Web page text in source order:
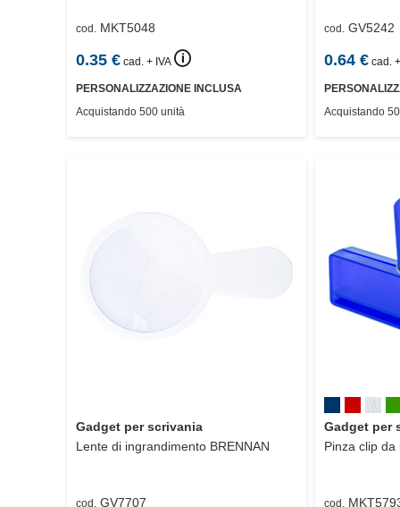
cod. MKT5048
0.35 € cad. + IVA 🛈
PERSONALIZZAZIONE INCLUSA
Acquistando 500 unità
cod. GV5242
0.64€ cad.
Acquistando
Gadget per scrivania
Lente di ingrandimento BRENNAN
cod. GV7707
Gadget per
Pinza clip da
cod.